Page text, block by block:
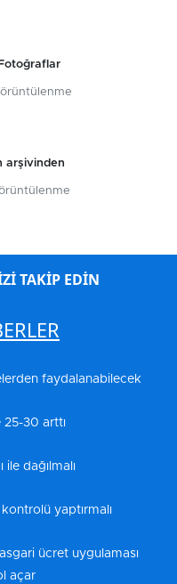
arşivinden
TAKİP EDİN
faydalanabilecek
30 arttı
ile dağılmalı
yaptırmalı
ücret uygulaması
açar